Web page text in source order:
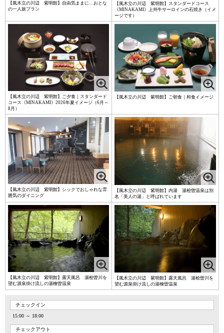
【風木立の川辺 紫明館】自由気ままに…おとな
の一人旅プラン
【風木立の川辺 紫明館】スタンダードコース
《MINAKAMI》上州牛サーロインの石焼き（イメ
ージです）
【風木立の川辺 紫明館】ご夕食｜スタンダード
コース《MINAKAMI》2026年夏イメージ（6月～
8月）
【風木立の川辺 紫明館】ご朝食｜和食イメージ
【風木立の川辺 紫明館】シックでおしゃれな雰
囲気のダイニング
【風木立の川辺 紫明館】内湯 湯桧曽温泉は別
名「美人の湯」と呼ばれています
【風木立の川辺 紫明館】露天風呂 湯桧曽川を
望む源泉掛け流しの湯檜曽温泉
【風木立の川辺 紫明館】露天風呂 湯桧曽川を
望む源泉掛け流しの湯檜曽温泉
チェックイン
15:00 ～ 18:00
チェックアウト